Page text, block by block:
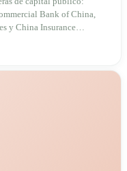
Bank of China,
y China Insurance
e
para la expansión global